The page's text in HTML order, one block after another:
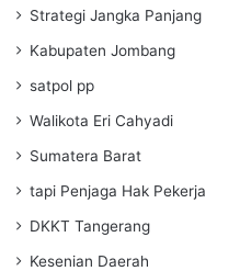
Strategi Jangka Panjang
Kabupaten Jombang
satpol pp
Walikota Eri Cahyadi
Sumatera Barat
tapi Penjaga Hak Pekerja
DKKT Tangerang
Kesenian Daerah